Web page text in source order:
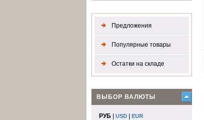
Предложения
Популярные товары
Остатки на складе
ВЫБОР ВАЛЮТЫ
РУБ USD EUR